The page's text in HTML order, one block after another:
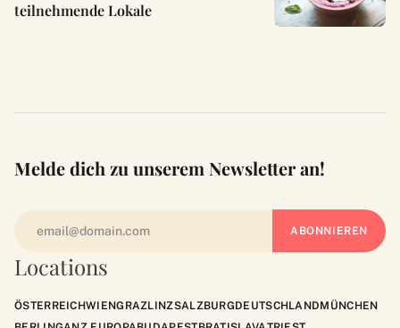
teilnehmende Lokale
Locations
ÖSTERREICHWIENGRAZLINZSALZBURGDEUTSCHLANDMÜNCHEN
Melde dich zu unserem Newsletter an!